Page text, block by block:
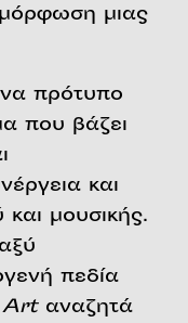
μιας
πρότυπο
που βάζει
και
μουσικής.
πεδία
Art αναζητά